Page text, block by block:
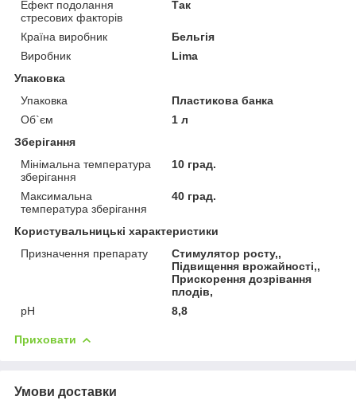
Ефект подолання
стресових факторів
Так
Країна виробник
Бельгія
Виробник
Lima
Упаковка
Упаковка
Пластикова банка
Об`єм
1 л
Зберігання
Мінімальна температура
зберігання
10 град.
Максимальна
температура зберігання
40 град.
Користувальницькі характеристики
Призначення препарату
Стимулятор росту,,
Підвищення врожайності,,
Прискорення дозрівання
плодів,
рН
8,8
Приховати
Умови доставки